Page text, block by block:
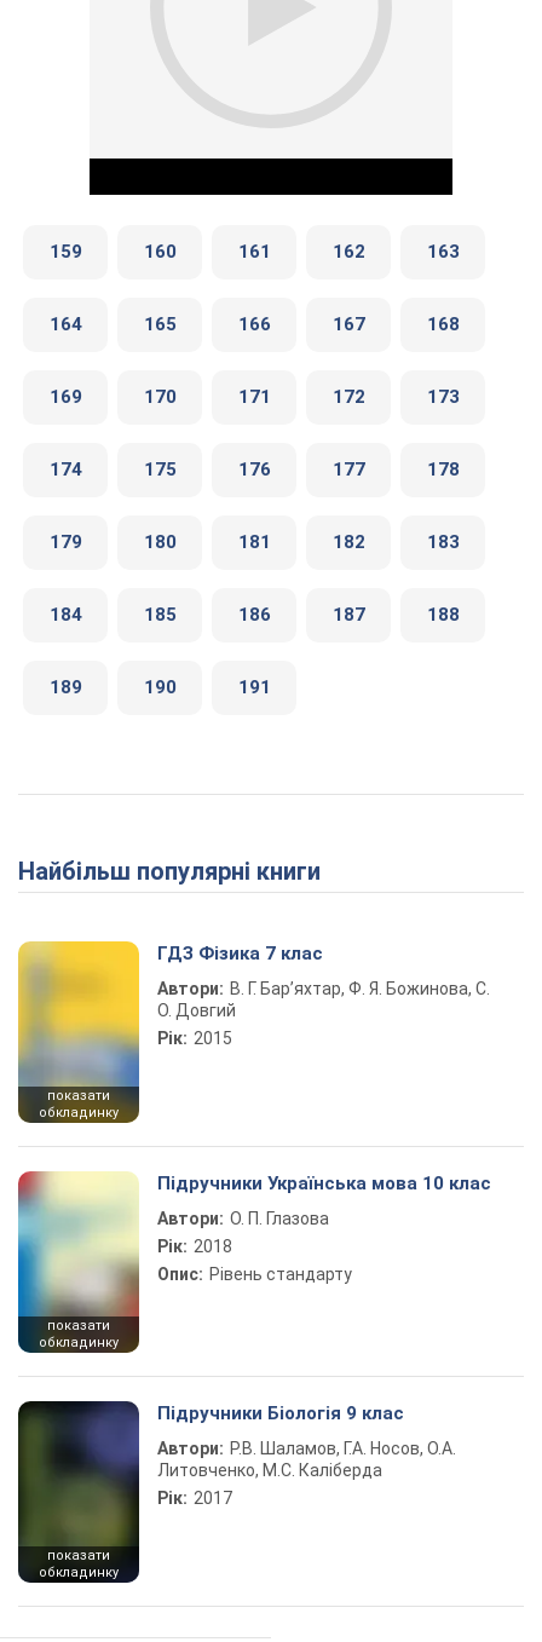
Play Video
159 160 161 162 163
164 165 166 167 168
169 170 171 172 173
174 175 176 177 178
179 180 181 182 183
184 185 186 187 188
189 190 191
Найбільш популярні книги
показати
обкладинку
ГДЗ Фізика 7 клас
Автори: В. Г. Бар’яхтар, Ф. Я. Божинова, С.
О. Довгий
Рік: 2015
показати
обкладинку
Підручники Українська мова 10 клас
Автори: О. П. Глазова
Рік: 2018
Опис: Рівень стандарту
показати
обкладинку
Підручники Біологія 9 клас
Автори: Р.В. Шаламов, Г.А. Носов, О.А.
Литовченко, М.С. Каліберда
Рік: 2017